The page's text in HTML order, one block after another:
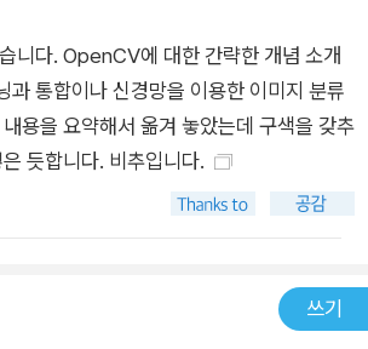
'컴퓨터 비전과 머신 러닝의 통합'에서는
나로 통합한다. 이 장에서는 머신 러닝 알
에 어떻게 적용할 수 있는지 보여준다. 숫자
이미지 분류 프로그램을 구현한다. 6장.
지 분류'에서는 앞 장에 이어서 신경망(ne
급 머신 러닝 기법을 사용해 숫자 분류
터 비전 라이브러리인 OpenCV를 소개한
든 이미지 처리의 개념과 알고리즘을 다시
니다. OpenCV에 대한 간략한 개념 소개
과 통합이나 신경망을 이용한 이미지 분류
용을 요약해서 옮겨 놓았는데 구색을 갖추
듯합니다. 비추입니다.
쓰기